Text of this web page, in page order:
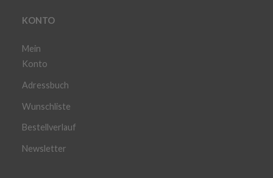
KONTO
Mein
Konto
Adressbuch
Wunschliste
Bestellverlauf
Newsletter